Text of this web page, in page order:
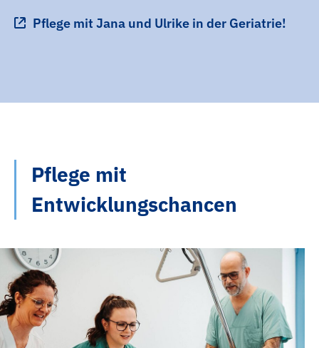
Pflege mit Jana und Ulrike in der Geriatrie!
Pflege mit
Entwicklungschancen